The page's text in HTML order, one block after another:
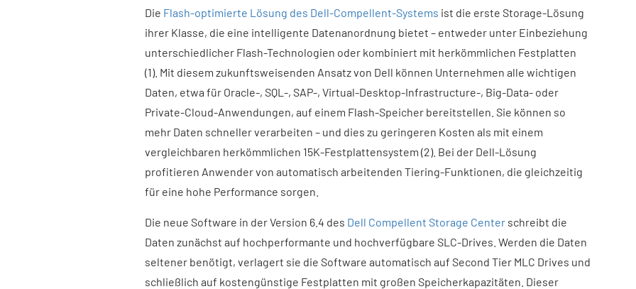
Die Flash-optimierte Lösung des Dell-Compellent-Systems ist die erste Storage-Lösung
ihrer Klasse, die eine intelligente Datenanordnung bietet – entweder unter Einbeziehung
unterschiedlicher Flash-Technologien oder kombiniert mit herkömmlichen Festplatten
(1). Mit diesem zukunftsweisenden Ansatz von Dell können Unternehmen alle wichtigen
Daten, etwa für Oracle-, SQL-, SAP-, Virtual-Desktop-Infrastructure-, Big-Data- oder
Private-Cloud-Anwendungen, auf einem Flash-Speicher bereitstellen. Sie können so
mehr Daten schneller verarbeiten – und dies zu geringeren Kosten als mit einem
vergleichbaren herkömmlichen 15K-Festplattensystem (2). Bei der Dell-Lösung
profitieren Anwender von automatisch arbeitenden Tiering-Funktionen, die gleichzeitig
für eine hohe Performance sorgen.
Die neue Software in der Version 6.4 des Dell Compellent Storage Centerschreibt die
Daten zunächst auf hochperformante und hochverfügbare SLC-Drives. Werden die Daten
seltener benötigt, verlagert sie die Software automatisch auf Second Tier MLC Drives und
schließlich auf kostengünstige Festplatten mit großen Speicherkapazitäten. Dieser